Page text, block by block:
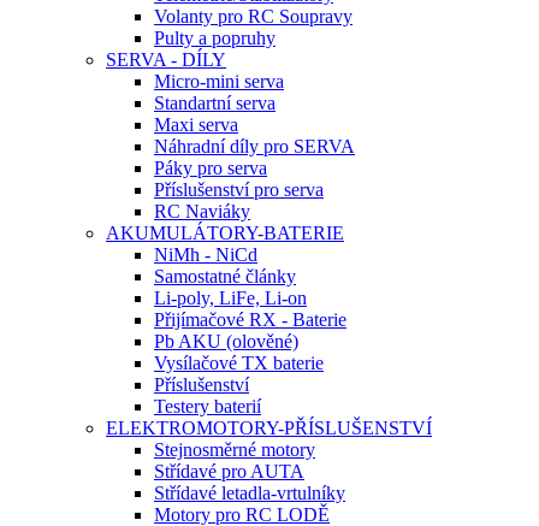
Volanty pro RC Soupravy
Pulty a popruhy
SERVA - DÍLY
Micro-mini serva
Standartní serva
Maxi serva
Náhradní díly pro SERVA
Páky pro serva
Příslušenství pro serva
RC Naviáky
AKUMULÁTORY-BATERIE
NiMh - NiCd
Samostatné články
Li-poly, LiFe, Li-on
Přijímačové RX - Baterie
Pb AKU (olověné)
Vysílačové TX baterie
Příslušenství
Testery baterií
ELEKTROMOTORY-PŘÍSLUŠENSTVÍ
Stejnosměrné motory
Střídavé pro AUTA
Střídavé letadla-vrtulníky
Motory pro RC LODĚ